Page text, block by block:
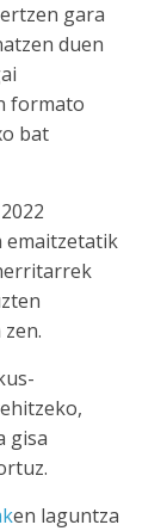
gara
duen
formato
bat
emaitzetatik
gisa
en laguntza